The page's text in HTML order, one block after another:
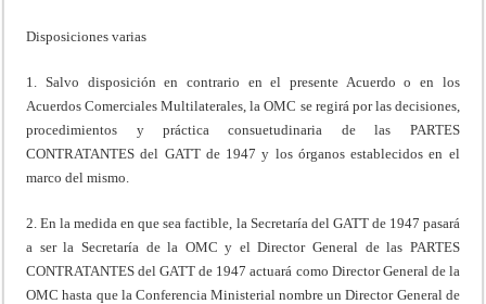
Disposiciones varias
1. Salvo disposición en contrario en el presente Acuerdo o en los
Acuerdos Comerciales Multilaterales, la OMC se regirá por las decisiones,
procedimientos y práctica consuetudinaria de las PARTES
CONTRATANTES del GATT de 1947 y los órganos establecidos en el
marco del mismo.
2. En la medida en que sea factible, la Secretaría del GATT de 1947 pasará
a ser la Secretaría de la OMC y el Director General de las PARTES
CONTRATANTES del GATT de 1947 actuará como Director General de la
OMC hasta que la Conferencia Ministerial nombre un Director General de